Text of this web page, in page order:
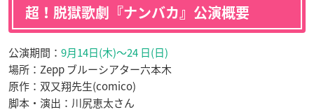
超！脱獄歌劇『ナンバカ』公演概要
公演期間： 9月14日(木)〜24 日(日)
場所：Zepp ブルーシアター六本木
原作：双又翔先生(comico)
脚本・演出：川尻恵太さん